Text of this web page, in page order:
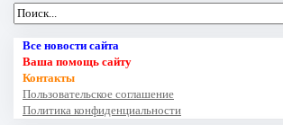
Все новости сайта
Ваша помощь сайту
Контакты
Пользовательское соглашение
Политика конфиденциальности